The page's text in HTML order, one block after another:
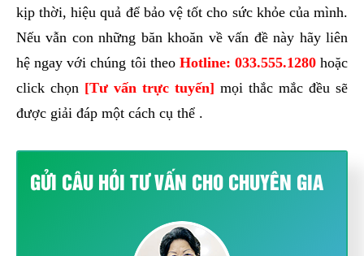
kịp thời, hiệu quả để bảo vệ tốt cho sức khỏe của mình.
Nếu vẫn con những băn khoăn về vấn đề này hãy liên
hệ ngay với chúng tôi theo Hotline:033.555.1280 hoặc
click chọn[Tư vấn trực tuyến] mọi thắc mắc đều sẽ
được giải đáp một cách cụ thể .
GỬI CÂU HỎI TƯ VẤN CHO CHUYÊN GIA